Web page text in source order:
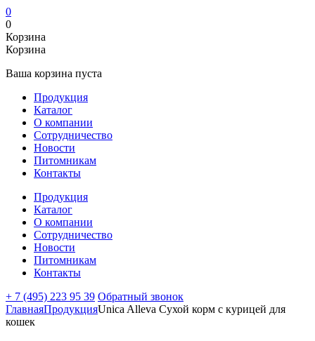
0
0
Корзина
Корзина
Ваша корзина пуста
Продукция
Каталог
О компании
Сотрудничество
Новости
Питомникам
Контакты
Продукция
Каталог
О компании
Сотрудничество
Новости
Питомникам
Контакты
+ 7 (495) 223 95 39 Обратный звонок
ГлавнаяПродукцияUnica Alleva Сухой корм с курицей для
кошек